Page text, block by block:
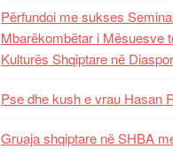
Përfundoi me sukses
Mbarëkombëtar i Mësuesve
Kulturës Shqiptare në
Pse dhe kush e vrau Hasan
Gruaja shqiptare në SHBA